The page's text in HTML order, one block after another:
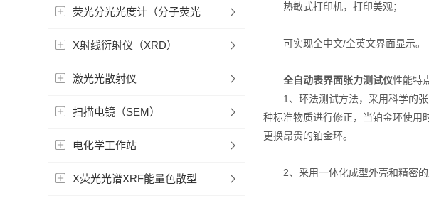
荧光分光光度计（分子荧光
X射线衍射仪（XRD）
激光光散射仪
扫描电镜（SEM）
电化学工作站
X荧光光谱XRF能量色散型
热敏式打印机，打印美观；
可实现全中文/全英文界面显示。
全自动表界面张力测试仪性能特
1、环法测试方法，采用科学的张
种标准物质进行修正，当铂金环使用
更换昂贵的铂金环。
2、采用一体化成型外壳和精密的